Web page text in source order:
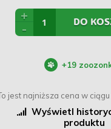
+
-
DO
+19
jest najniższa cena w
Wyświetl
produktu